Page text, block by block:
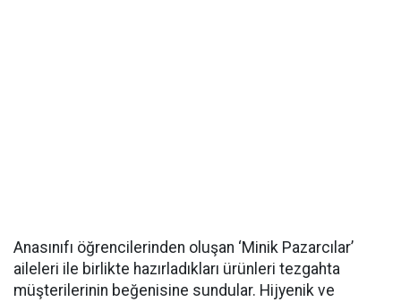
Anasınıfı öğrencilerinden oluşan ‘Minik Pazarcılar’
aileleri ile birlikte hazırladıkları ürünleri tezgahta
müşterilerinin beğenisine sundular. Hijyenik ve